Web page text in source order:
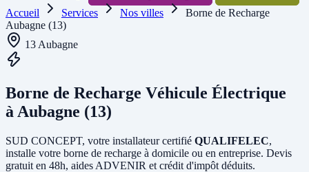
Accueil
Services Nos villes
Borne de Recharge
Aubagne (13)
13 Aubagne
Borne de Recharge Véhicule Électrique
à Aubagne (13)
SUD CONCEPT, votre installateur certifié QUALIFELEC,
installe votre borne de recharge à domicile ou en entreprise. Devis
gratuit en 48h, aides ADVENIR et crédit d'impôt déduits.